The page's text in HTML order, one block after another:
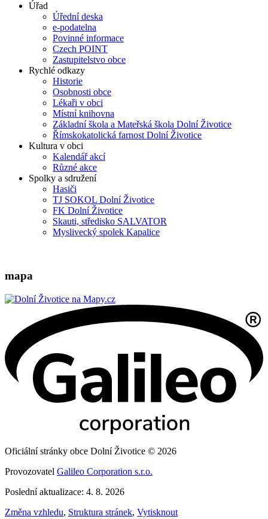
Úřad
Úřední deska
e-podatelna
Povinné informace
Czech POINT
Zastupitelstvo obce
Rychlé odkazy
Historie
Osobnosti obce
Lékaři v obci
Místní knihovna
Základní škola a Mateřská škola Dolní Životice
Římskokatolická farnost Dolní Životice
Kultura v obci
Kalendář akcí
Různé akce
Spolky a sdružení
Hasiči
TJ SOKOL Dolní Životice
FK Dolní Životice
Skauti, středisko SALVATOR
Myslivecký spolek Kapalice
mapa
Oficiální stránky obce Dolní Životice © 2026
Provozovatel Galileo Corporation s.r.o.
Poslední aktualizace: 4. 8. 2026
Změna vzhledu, Struktura stránek, Vytisknout